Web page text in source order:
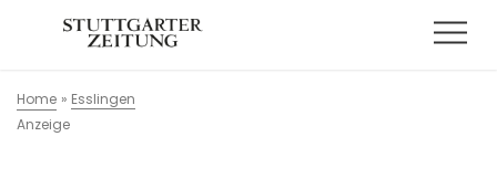
Home » Esslingen
Anzeige